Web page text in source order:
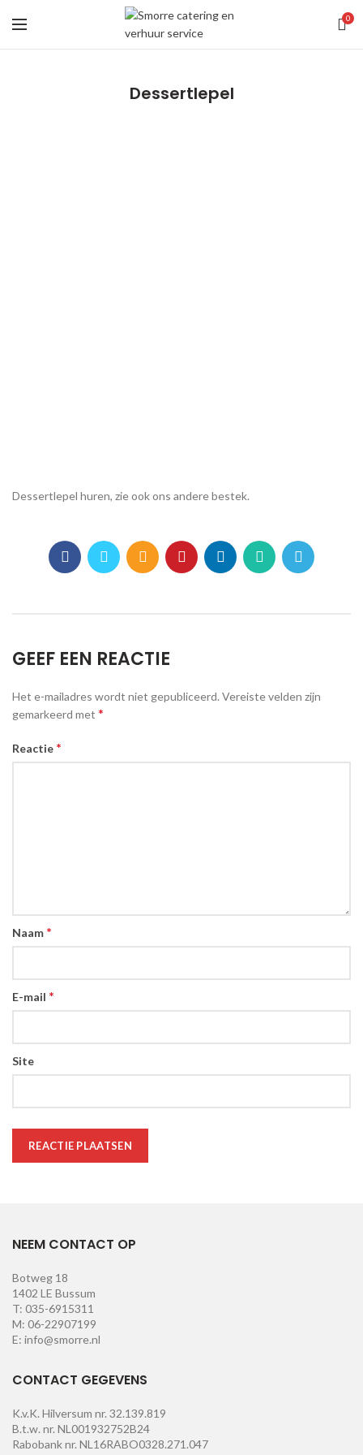
0
Dessertlepel
Dessertlepel huren, zie ook ons andere bestek.
GEEF EEN REACTIE
Het e-mailadres wordt niet gepubliceerd.Vereiste velden zijn
gemarkeerd met *
Reactie *
Naam *
E-mail *
Site
NEEM CONTACT OP
Botweg 18
1402 LE Bussum
T: 035-6915311
M: 06-22907199
E: info@smorre.nl
CONTACT GEGEVENS
K.v.K. Hilversum nr. 32.139.819
B.t.w. nr. NL001932752B24
Rabobank nr. NL16RABO0328.271.047